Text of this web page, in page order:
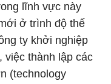
lĩnh vực này
ở trình độ thế
ty khởi nghiệp
việc thành lập các
(technology